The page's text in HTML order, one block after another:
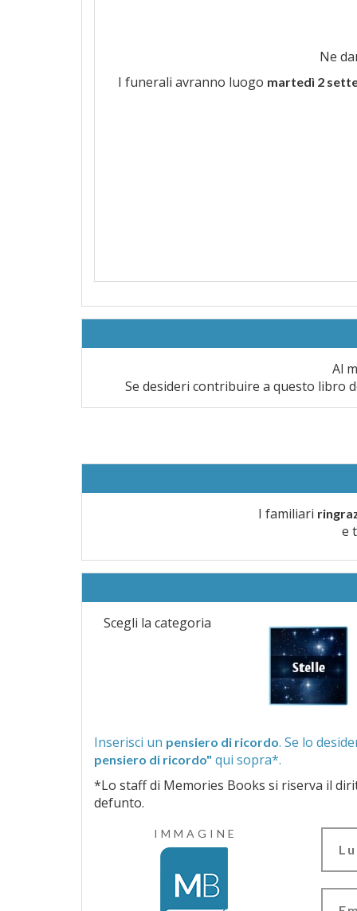
Ne
I funerali avranno luogo martedì 2
Al
Se desideri contribuire a questo libro
I familiari
e
Scegli la categoria
Inserisci un pensiero di ricordo
pensiero di ricordo" qui sopra*.
*Lo staff di Memories Books si riserva il diritto di
defunto.
IMMAGINE